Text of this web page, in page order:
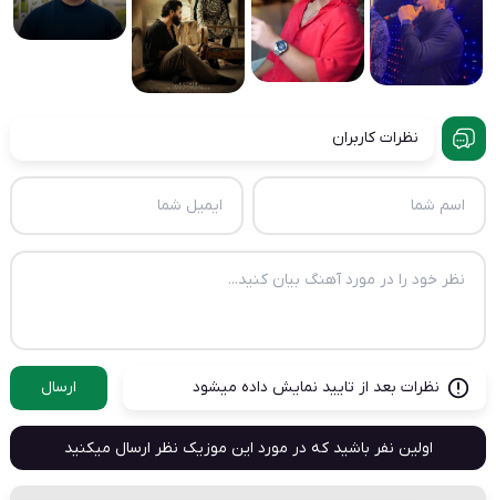
نظرات کاربران
نظرات بعد از تایید نمایش داده میشود ارسال
اولین نفر باشید که در مورد این موزیک نظر ارسال میکنید